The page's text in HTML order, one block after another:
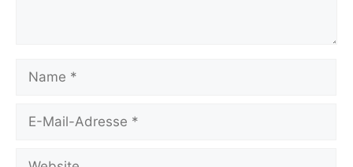
Name
Adresse
Website